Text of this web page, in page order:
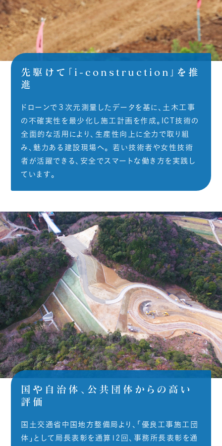
先駆けて「i-construction」を推
進
ドローンで３次元測量したデータを基に、土木工事
の不確実性を最少化し施工計画を作成。ICT技術の
全面的な活用により、生産性向上に全力で取り組
み、魅力ある建設現場へ。 若い技術者や女性技術
者が活躍できる、安全でスマートな働き方を実践し
ています。
国や自治体、公共団体からの高い
評価
国土交通省中国地方整備局より、「優良工事施工団
体」として局長表彰を通算12回、事務所長表彰を通